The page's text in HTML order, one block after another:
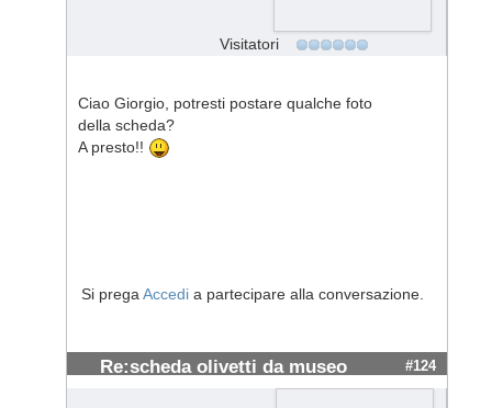
Visitatori
Ciao Giorgio, potresti postare qualche foto
della scheda?
A presto!!
Si prega Accedi a partecipare alla conversazione.
Re:scheda olivetti da museo #124